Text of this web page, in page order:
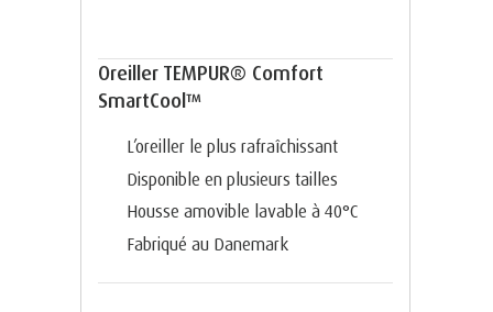
Oreiller TEMPUR® Comfort
SmartCool™
L’oreiller le plus rafraîchissant
Disponible en plusieurs tailles
Housse amovible lavable à 40°C
Fabriqué au Danemark